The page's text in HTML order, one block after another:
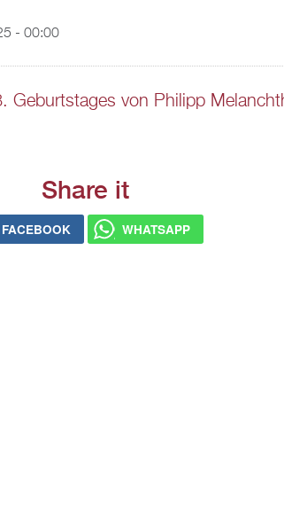
- 00:00
Geburtstages von Philipp
Share it
FACEBOOK WHATSAPP